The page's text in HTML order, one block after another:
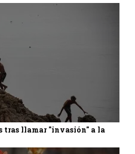
tras llamar "invasión" a la